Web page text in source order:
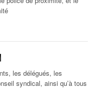
les délégués, les
syndical, ainsi qu’à tous